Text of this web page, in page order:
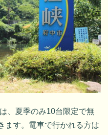
、夏季のみ10台限定で無
ます。電車で行かれる方は